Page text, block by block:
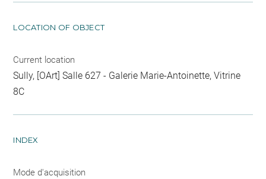
LOCATION OF OBJECT
Current location
Sully, [OArt] Salle 627 - Galerie Marie-Antoinette, Vitrine
8C
INDEX
Mode d'acquisition